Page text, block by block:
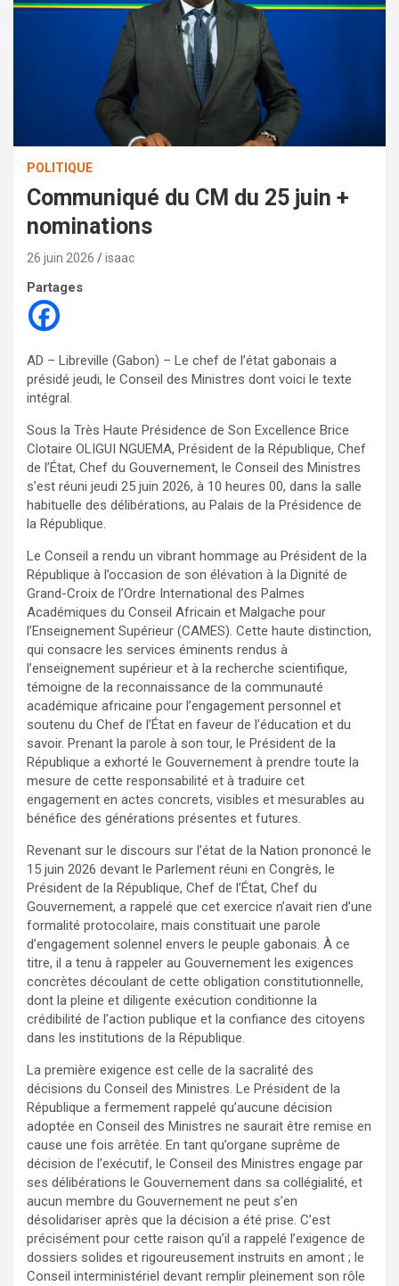
POLITIQUE
Communiqué du CM du 25 juin +
nominations
26 juin 2026 isaac
Partages
AD – Libreville (Gabon) – Le chef de l’état gabonais a
présidé jeudi, le Conseil des Ministres dont voici le texte
intégral.
Sous la Très Haute Présidence de Son Excellence Brice
Clotaire OLIGUI NGUEMA, Président de la République, Chef
de l’État, Chef du Gouvernement, le Conseil des Ministres
s’est réuni jeudi 25 juin 2026, à 10 heures 00, dans la salle
habituelle des délibérations, au Palais de la Présidence de
la République.
Le Conseil a rendu un vibrant hommage au Président de la
République à l’occasion de son élévation à la Dignité de
Grand-Croix de l’Ordre International des Palmes
Académiques du Conseil Africain et Malgache pour
l’Enseignement Supérieur (CAMES). Cette haute distinction,
qui consacre les services éminents rendus à
l’enseignement supérieur et à la recherche scientifique,
témoigne de la reconnaissance de la communauté
académique africaine pour l’engagement personnel et
soutenu du Chef de l’État en faveur de l’éducation et du
savoir. Prenant la parole à son tour, le Président de la
République a exhorté le Gouvernement à prendre toute la
mesure de cette responsabilité et à traduire cet
engagement en actes concrets, visibles et mesurables au
bénéfice des générations présentes et futures.
Revenant sur le discours sur l’état de la Nation prononcé le
15 juin 2026 devant le Parlement réuni en Congrès, le
Président de la République, Chef de l’État, Chef du
Gouvernement, a rappelé que cet exercice n’avait rien d’une
formalité protocolaire, mais constituait une parole
d’engagement solennel envers le peuple gabonais. À ce
titre, il a tenu à rappeler au Gouvernement les exigences
concrètes découlant de cette obligation constitutionnelle,
dont la pleine et diligente exécution conditionne la
crédibilité de l’action publique et la confiance des citoyens
dans les institutions de la République.
La première exigence est celle de la sacralité des
décisions du Conseil des Ministres. Le Président de la
République a fermement rappelé qu’aucune décision
adoptée en Conseil des Ministres ne saurait être remise en
cause une fois arrêtée. En tant qu’organe suprême de
décision de l’exécutif, le Conseil des Ministres engage par
ses délibérations le Gouvernement dans sa collégialité, et
aucun membre du Gouvernement ne peut s’en
désolidariser après que la décision a été prise. C’est
précisément pour cette raison qu’il a rappelé l’exigence de
dossiers solides et rigoureusement instruits en amont ; le
Conseil interministériel devant remplir pleinement son rôle